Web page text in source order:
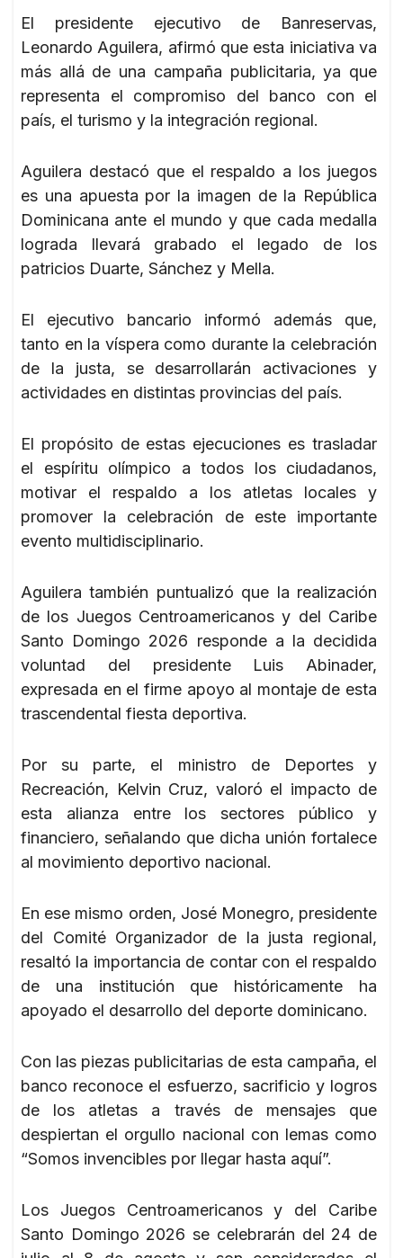
El presidente ejecutivo de Banreservas,
Leonardo Aguilera, afirmó que esta iniciativa va
más allá de una campaña publicitaria, ya que
representa el compromiso del banco con el
país, el turismo y la integración regional.
Aguilera destacó que el respaldo a los juegos
es una apuesta por la imagen de la República
Dominicana ante el mundo y que cada medalla
lograda llevará grabado el legado de los
patricios Duarte, Sánchez y Mella.
El ejecutivo bancario informó además que,
tanto en la víspera como durante la celebración
de la justa, se desarrollarán activaciones y
actividades en distintas provincias del país.
El propósito de estas ejecuciones es trasladar
el espíritu olímpico a todos los ciudadanos,
motivar el respaldo a los atletas locales y
promover la celebración de este importante
evento multidisciplinario.
Aguilera también puntualizó que la realización
de los Juegos Centroamericanos y del Caribe
Santo Domingo 2026 responde a la decidida
voluntad del presidente Luis Abinader,
expresada en el firme apoyo al montaje de esta
trascendental fiesta deportiva.
Por su parte, el ministro de Deportes y
Recreación, Kelvin Cruz, valoró el impacto de
esta alianza entre los sectores público y
financiero, señalando que dicha unión fortalece
al movimiento deportivo nacional.
En ese mismo orden, José Monegro, presidente
del Comité Organizador de la justa regional,
resaltó la importancia de contar con el respaldo
de una institución que históricamente ha
apoyado el desarrollo del deporte dominicano.
Con las piezas publicitarias de esta campaña, el
banco reconoce el esfuerzo, sacrificio y logros
de los atletas a través de mensajes que
despiertan el orgullo nacional con lemas como
“Somos invencibles por llegar hasta aquí”.
Los Juegos Centroamericanos y del Caribe
Santo Domingo 2026 se celebrarán del 24 de